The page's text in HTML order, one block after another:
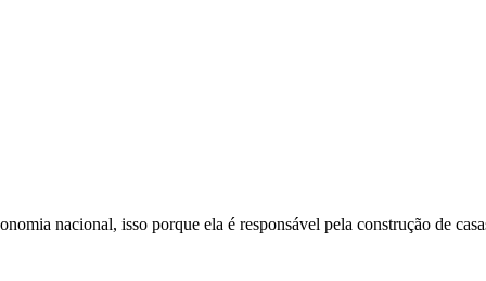
nacional, isso porque ela é responsável pela construção de